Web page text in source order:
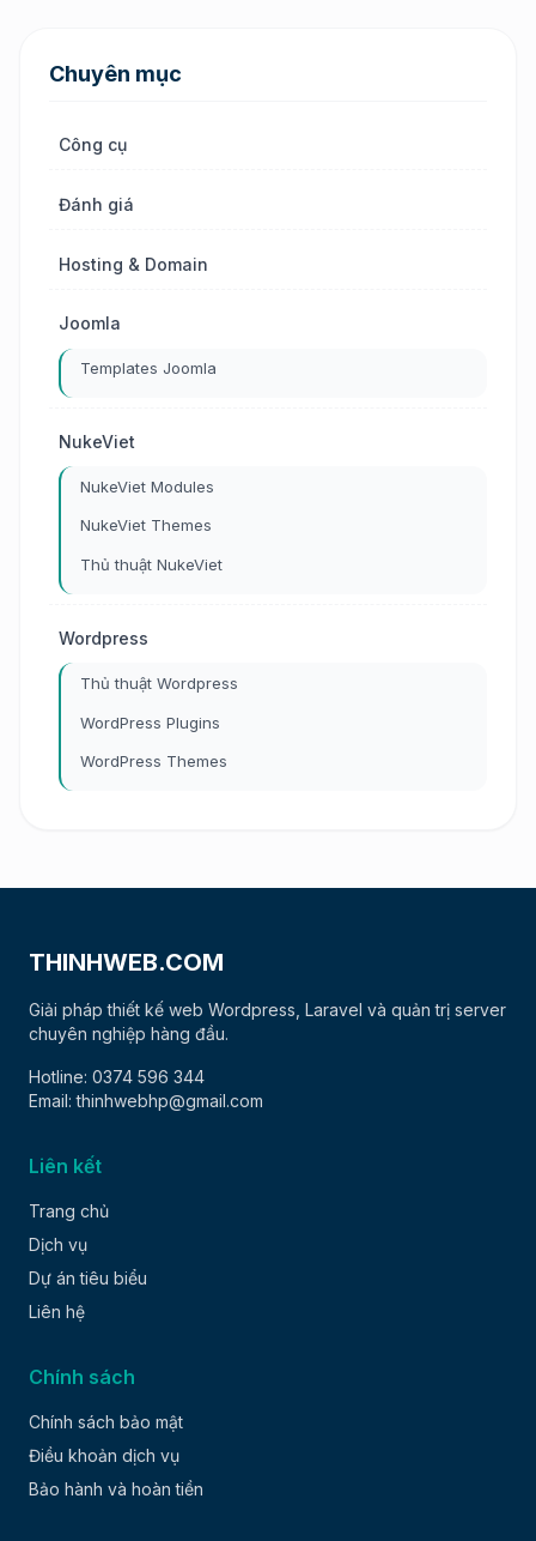
Chuyên mục
Công cụ
Đánh giá
Hosting & Domain
Joomla
Templates Joomla
NukeViet
NukeViet Modules
NukeViet Themes
Thủ thuật NukeViet
Wordpress
Thủ thuật Wordpress
WordPress Plugins
WordPress Themes
THINHWEB.COM
Giải pháp thiết kế web Wordpress, Laravel và quản trị server
chuyên nghiệp hàng đầu.
Hotline: 0374 596 344
Email: thinhwebhp@gmail.com
Liên kết
Trang chủ
Dịch vụ
Dự án tiêu biểu
Liên hệ
Chính sách
Chính sách bảo mật
Điều khoản dịch vụ
Bảo hành và hoàn tiền